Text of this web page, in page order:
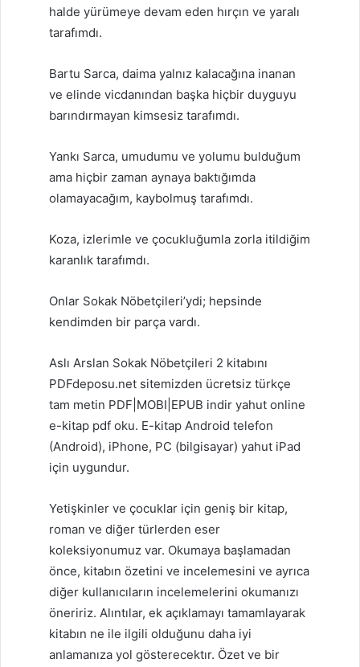
halde yürümeye devam eden hırçın ve yaralı
tarafımdı.
Bartu Sarca, daima yalnız kalacağına inanan
ve elinde vicdanından başka hiçbir duyguyu
barındırmayan kimsesiz tarafımdı.
Yankı Sarca, umudumu ve yolumu bulduğum
ama hiçbir zaman aynaya baktığımda
olamayacağım, kaybolmuş tarafımdı.
Koza, izlerimle ve çocukluğumla zorla itildiğim
karanlık tarafımdı.
Onlar Sokak Nöbetçileri’ydi; hepsinde
kendimden bir parça vardı.
Aslı Arslan Sokak Nöbetçileri 2 kitabını
PDFdeposu.net sitemizden ücretsiz türkçe
tam metin PDF|MOBI|EPUB indir yahut online
e-kitap pdf oku. E-kitap Android telefon
(Android), iPhone, PC (bilgisayar) yahut iPad
için uygundur.
Yetişkinler ve çocuklar için geniş bir kitap,
roman ve diğer türlerden eser
koleksiyonumuz var. Okumaya başlamadan
önce, kitabın özetini ve incelemesini ve ayrıca
diğer kullanıcıların incelemelerini okumanızı
öneririz. Alıntılar, ek açıklamayı tamamlayarak
kitabın ne ile ilgili olduğunu daha iyi
anlamanıza yol gösterecektır. Özet ve bir